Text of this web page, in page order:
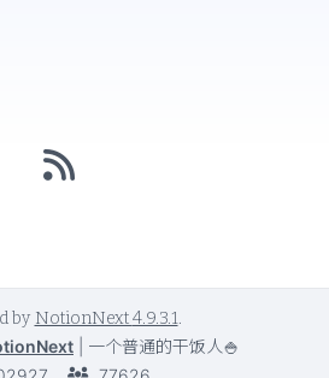
by NotionNext4.9.3.1.
一个普通的干饭人🍚